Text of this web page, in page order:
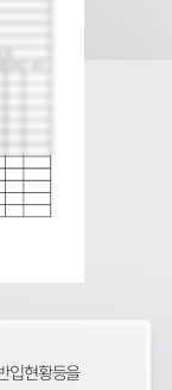
입현황등을